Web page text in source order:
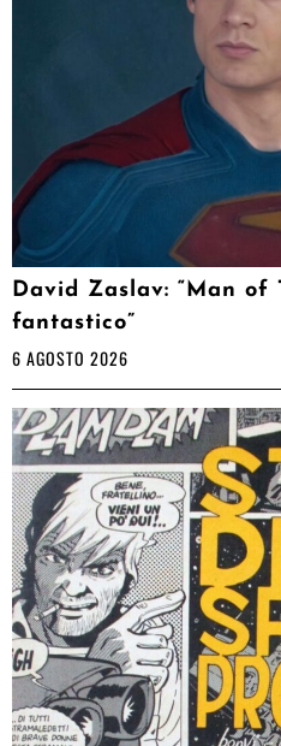
David Zaslav: “Man of
fantastico”
6 AGOSTO 2026